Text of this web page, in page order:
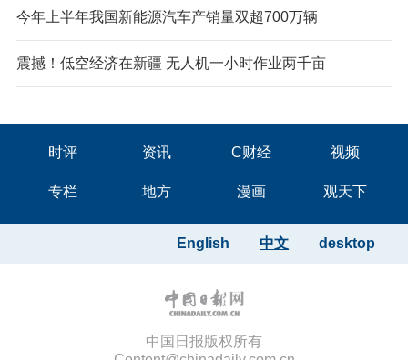
今年上半年我国新能源汽车产销量双超700万辆
震撼！低空经济在新疆 无人机一小时作业两千亩
时评 资讯 C财经 视频
专栏 地方 漫画 观天下
desktop
中文
English
中国日报版权所有